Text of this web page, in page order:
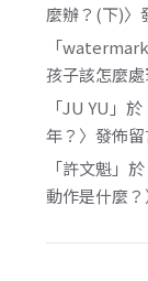
麼辦？(下)〉
「watermark
孩子該怎麼
「JU YU 」
年？ 〉發佈
「許文魁」
動作是什麼？